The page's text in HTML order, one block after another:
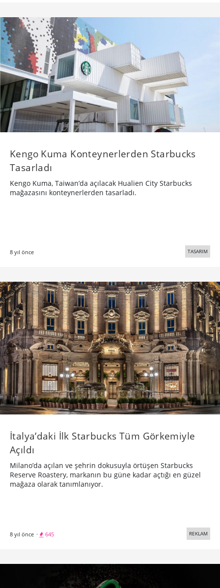
Kengo Kuma Konteynerlerden Starbucks
Tasarladı
Kengo Kuma, Taiwan’da açılacak Hualien City Starbucks
mağazasını konteynerlerden tasarladı.
8 yıl önce TASARIM
İtalya’daki İlk Starbucks Tüm Görkemiyle
Açıldı
Milano’da açılan ve şehrin dokusuyla örtüşen Starbucks
Reserve Roastery, markanın bu güne kadar açtığı en güzel
mağaza olarak tanımlanıyor.
8 yıl önce · 645 REKLAM